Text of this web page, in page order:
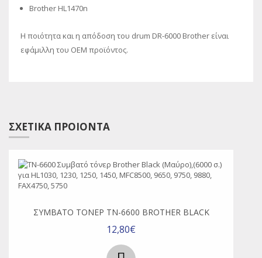
Brother HL1470n
Η ποιότητα και η απόδοση του drum DR-6000 Brother είναι
εφάμιλλη του OEM προϊόντος.
ΣΧΕΤΙΚΑ ΠΡΟΙΟΝΤΑ
ΣΥΜΒΑΤΌ ΤΌΝΕΡ TN-6600 BROTHER BLACK
12,80€